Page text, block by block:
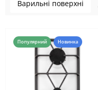
Варильні поверхні
Популярний Новинка